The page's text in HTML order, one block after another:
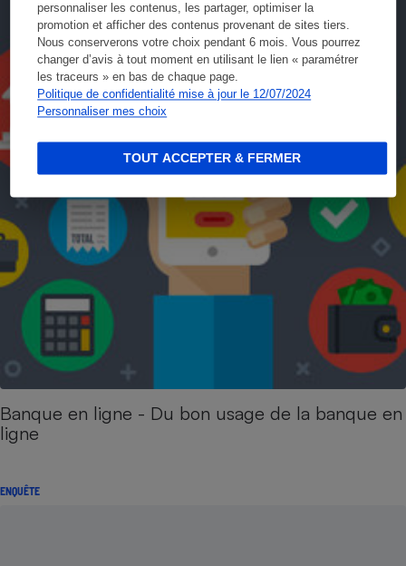
personnaliser les contenus, les partager, optimiser la
promotion et afficher des contenus provenant de sites tiers.
Nous conserverons votre choix pendant 6 mois. Vous pourrez
changer d’avis à tout moment en utilisant le lien « paramétrer
les traceurs » en bas de chaque page.
Politique de confidentialité mise à jour le 12/07/2024
Personnaliser mes choix
TOUT ACCEPTER & FERMER
Banque en ligne - Du bon usage de la banque en
ligne
ENQUÊTE